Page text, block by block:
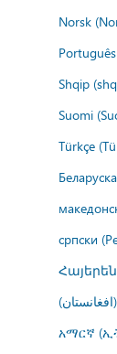
Norsk
Shqip
Suomi
Türkçe
српски
አማርኛ